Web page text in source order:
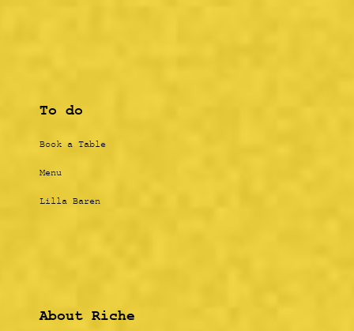
To do
Book a Table
Menu
Lilla Baren
About Riche